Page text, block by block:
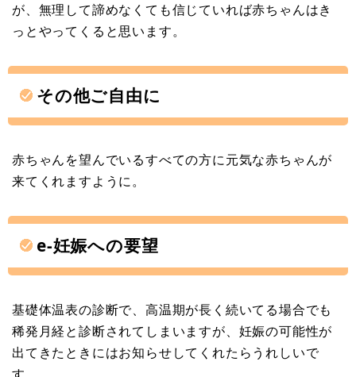
が、無理して諦めなくても信じていれば赤ちゃんはき
っとやってくると思います。
その他ご自由に
赤ちゃんを望んでいるすべての方に元気な赤ちゃんが
来てくれますように。
e-妊娠への要望
基礎体温表の診断で、高温期が長く続いてる場合でも
稀発月経と診断されてしまいますが、妊娠の可能性が
出てきたときにはお知らせしてくれたらうれしいで